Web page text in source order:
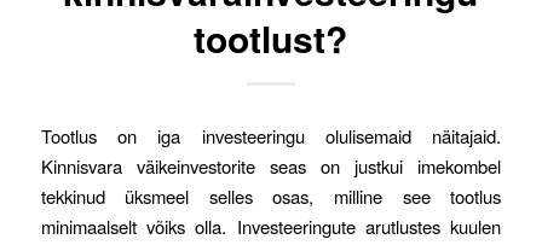
tootlust?
Tootlus on iga investeeringu olulisemaid näitajaid.
Kinnisvara väikeinvestorite seas on justkui imekombel
tekkinud üksmeel selles osas, milline see tootlus
minimaalselt võiks olla. Investeeringute arutlustes kuulen